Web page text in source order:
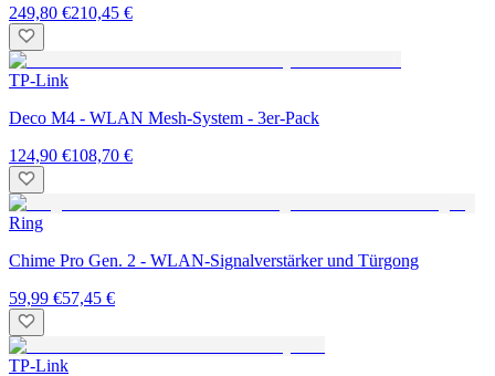
249,80 €210,45 €
TP-Link
Deco M4 - WLAN Mesh-System - 3er-Pack
124,90 €108,70 €
Ring
Chime Pro Gen. 2 - WLAN-Signalverstärker und Türgong
59,99 €57,45 €
TP-Link